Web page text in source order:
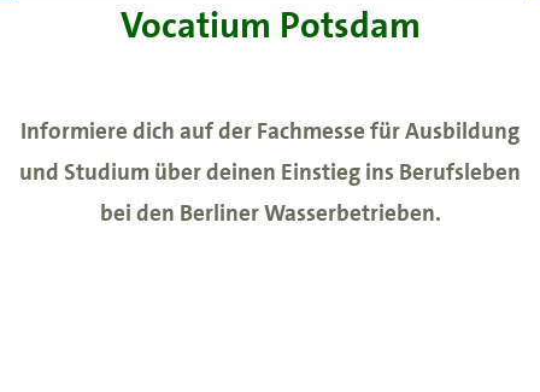
Vocatium Potsdam
Informiere dich auf der Fachmesse für Ausbildung
und Studium über deinen Einstieg ins Berufsleben
bei den Berliner Wasserbetrieben.